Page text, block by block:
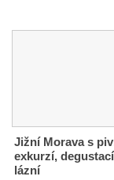
Jižní Morava s
exkurzí,
lázní